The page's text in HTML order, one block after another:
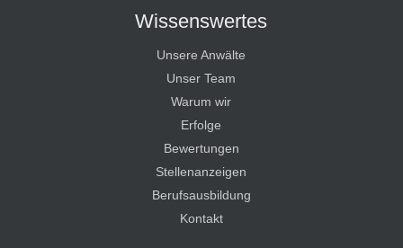
Wissenswertes
Unsere Anwälte
Unser Team
Warum wir
Erfolge
Bewertungen
Stellenanzeigen
Berufsausbildung
Kontakt